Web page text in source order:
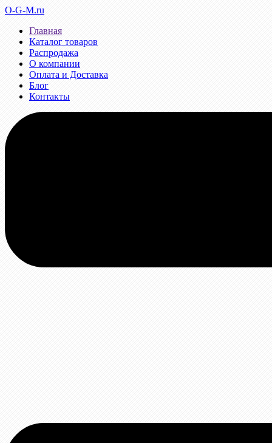
O-G-M.ru
Главная
Каталог товаров
Распродажа
О компании
Оплата и Доставка
Блог
Контакты